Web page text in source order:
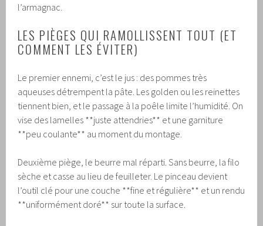
l’armagnac.
LES PIÈGES QUI RAMOLLISSENT TOUT (ET
COMMENT LES ÉVITER)
Le premier ennemi, c’est le jus : des pommes très
aqueuses détrempent la pâte. Les golden ou les reinettes
tiennent bien, et le passage à la poêle limite l’humidité. On
vise des lamelles **juste attendries** et une garniture
**peu coulante** au moment du montage.
Deuxième piège, le beurre mal réparti. Sans beurre, la filo
sèche et casse au lieu de feuilleter. Le pinceau devient
l’outil clé pour une couche **fine et régulière** et un rendu
**uniformément doré** sur toute la surface.